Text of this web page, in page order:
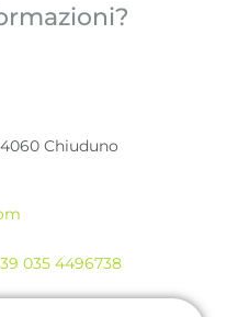
Chiuduno
035 4496738